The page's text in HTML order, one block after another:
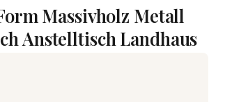
Massivholz Metall
Anstelltisch Landhaus